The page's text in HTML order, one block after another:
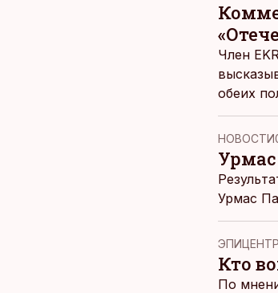
Член
обеих
НОВОСТИ
Урмас
ЭПИЦЕНТР
Кто
По